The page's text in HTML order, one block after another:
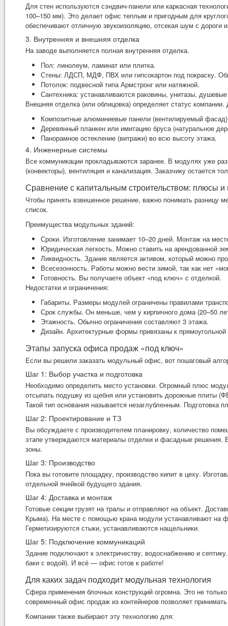
Для стен используются сэндвич-панели или каркасная
100–150 мм). Это делает офис теплым и пригодным для
обеспечивают отличную звукоизоляцию, отсекая шум с дороги
3. Внутренняя и внешняя отделка
На заводе выполняется полная внутренняя отделка.
Пол: линолеум, ламинат или плитка.
Стены: ЛДСП, МДФ, ПВХ или гипсокартон под покраску.
Потолок: подвесной типа Армстронг или натяжной.
Сантехника: устанавливаются раковины, унитазы,
Внешняя отделка (или облицовка) определяет статус
Композитные алюминиевые панели (вентилируемый
Деревянный планкен или имитацию бруса (натуральное
Панорамное остекление (витражи) во всю высоту этажа.
4. Инженерные системы
Все коммуникации прокладываются заранее. В модулях уже
(конвекторы), вентиляция и канализация. Заказчику остается
Сравнение с капитальным строительством: плюсы
Чтобы принять взвешенное решение, важно понимать разницу
список.
Преимущества модульных зданий:
Сроки. Изготовление занимает 10–20 дней. Монтаж на
Юридическая легкость. Можно ставить на арендованной
Ликвидность. Здание является активом, который можно
Всесезонность. Работы можно вести зимой, так как нет
Готовность. Вы получаете объект «под ключ» с отделкой.
Недостатки и ограничения:
Габариты. Размеры модулей ограничены правилами
Срок службы. Он меньше, чем у кирпичного дома (20–50
Этажность. Обычно ограничения составляют 3 этажа.
Дизайн. Архитектурные формы привязаны к
Этапы запуска офиса продаж «под ключ»
Если вы решили заказать модульный офис, вот пошаговый
Шаг 1: Выбор участка и подготовка
Необходимо определить место установки. Огромный плюс
отсыпать подушку из щебня или установить дорожные плиты
Такой тип основания называется незаглубленным. Подготовка
Шаг 2: Проектирование и ТЗ
Вы обсуждаете с производителем планировку, количество
этапе утверждаются материалы отделки и фасадные решения.
зоны.
Шаг 3: Производство
Пока вы готовите площадку, производство кипит в цеху.
отдельной ячейкой будущего здания.
Шаг 4: Доставка и монтаж
Готовые секции грузят на тралы и отправляют на объект.
Крыма). На месте с помощью крана модули устанавливают на
Герметизируются стыки, устанавливаются нащельники.
Шаг 5: Подключение коммуникаций
Здание подключают к электричеству, водоснабжению и
баки с водой). И всё — офис готов к работе!
Для каких задач подходит модульная технология
Сфера применения блочных конструкций огромна. Это не
современный офис продаж из контейнеров позволяет
Компании также выбирают эту технологию для: